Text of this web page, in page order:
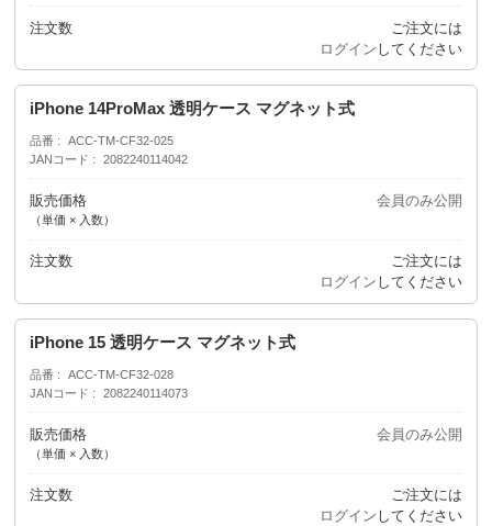
注文数
ご注文には
ログイン してください
iPhone 14ProMax 透明ケース マグネット式
品番
ACC-TM-CF32-025
JANコード
2082240114042
販売価格
（単価 × 入数）
会員のみ公開
注文数
ご注文には
ログイン してください
iPhone 15 透明ケース マグネット式
品番
ACC-TM-CF32-028
JANコード
2082240114073
販売価格
（単価 × 入数）
会員のみ公開
注文数
ご注文には
ログイン してください